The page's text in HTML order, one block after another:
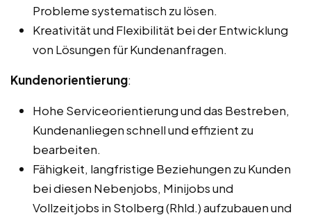
Probleme systematisch zu lösen.
Kreativität und Flexibilität bei der Entwicklung
von Lösungen für Kundenanfragen.
Kundenorientierung:
Hohe Serviceorientierung und das Bestreben,
Kundenanliegen schnell und effizient zu
bearbeiten.
Fähigkeit, langfristige Beziehungen zu Kunden
bei diesen Nebenjobs, Minijobs und
Vollzeitjobs in Stolberg (Rhld.) aufzubauen und